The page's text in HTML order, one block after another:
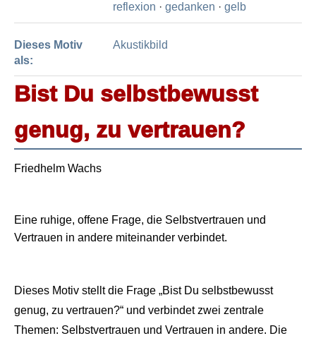
reflexion · gedanken · gelb
Dieses Motiv
als:
Akustikbild
Bist Du selbstbewusst
genug, zu vertrauen?
Friedhelm Wachs
Eine ruhige, offene Frage, die Selbstvertrauen und
Vertrauen in andere miteinander verbindet.
Dieses Motiv stellt die Frage „Bist Du selbstbewusst
genug, zu vertrauen?“ und verbindet zwei zentrale
Themen: Selbstvertrauen und Vertrauen in andere. Die